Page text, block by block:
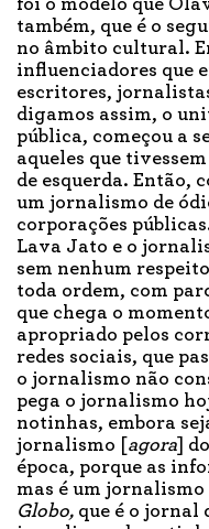
foi o modelo que
também, que é o
no âmbito cultural.
influenciadores que
escritores,
digamos assim, o
pública, começou a
aqueles que
de esquerda. Então,
um jornalismo de
corporações
Lava Jato e o
sem nenhum
toda ordem, com
que chega o
apropriado pelos
redes sociais, que
o jornalismo não
pega o jornalismo
notinhas, embora
jornalismo [agora]
época, porque as
mas é um
Globo, que é o jornal